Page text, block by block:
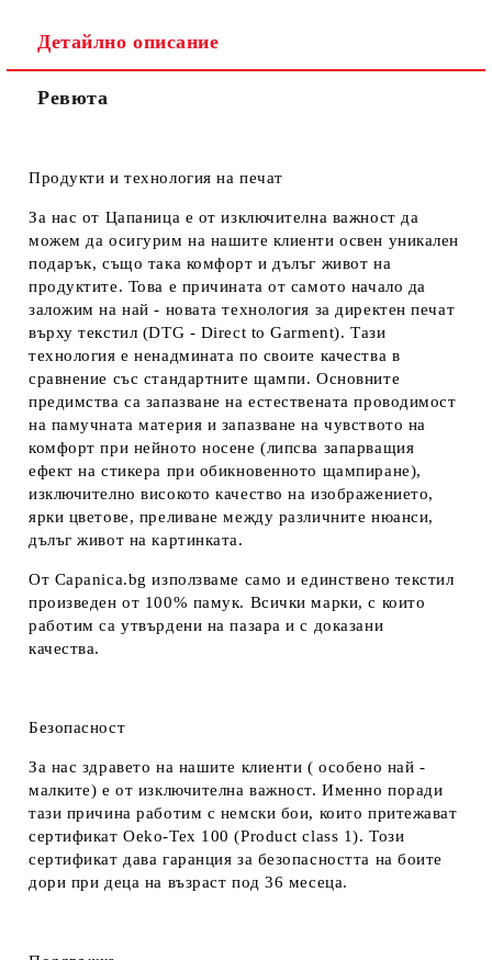
Детайлно описание
Ревюта
Продукти и технология на печат
За нас от Цапаница е от изключителна важност да
можем да осигурим на нашите клиенти освен уникален
подарък, също така комфорт и дълъг живот на
продуктите. Това е причината от самото начало да
заложим на най - новата технология за директен печат
върху текстил (DTG - Direct to Garment). Тази
технология е ненадмината по своите качества в
сравнение със стандартните щампи. Основните
предимства са запазване на естествената проводимост
на памучната материя и запазване на чувството на
комфорт при нейното носене (липсва запарващия
ефект на стикера при обикновенното щампиране),
изключително високото качество на изображението,
ярки цветове, преливане между различните нюанси,
дълъг живот на картинката.
От Capanica.bg използваме само и единствено текстил
произведен от 100% памук. Всички марки, с които
работим са утвърдени на пазара и с доказани
качества.
Безопасност
За нас здравето на нашите клиенти ( особено най -
малките) е от изключителна важност. Именно поради
тази причина работим с немски бои, които притежават
сертификат Oeko-Tex 100 (Product class 1). Този
сертификат дава гаранция за безопасността на боите
дори при деца на възраст под 36 месеца.